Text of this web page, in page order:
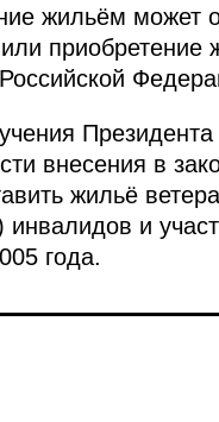
жильём может
приобретение
Президента
внесения в
жильё
и
года.